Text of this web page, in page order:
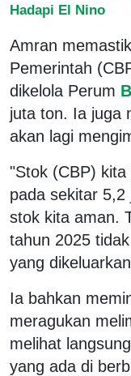
Hadapi El Nino
Amran
Pemerintah
dikelola Perum
juta ton. Ia juga
akan lagi
"Stok (CBP)
pada sekitar 5,2
stok kita aman.
tahun 2025
yang
Ia bahkan
meragukan
melihat
yang ada di